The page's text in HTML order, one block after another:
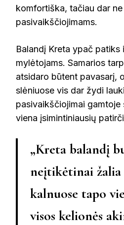
komfortiška, tačiau dar
pasivaikščiojimams.
Balandį Kreta ypač patiks
mylėtojams. Samarios
atsidaro būtent pavasarį,
slėniuose vis dar žydi
pasivaikščiojimai gamtoje
viena įsimintiniausių
„Kreta balandį
neįtikėtinai žalia
kalnuose tapo
visos kelionės